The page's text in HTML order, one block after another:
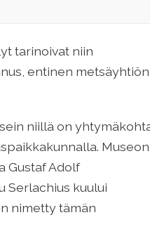
tarinoivat niin
entinen metsäyhtiön
niillä on
Museon
Gustaf Adolf
Serlachius kuului
nimetty tämän